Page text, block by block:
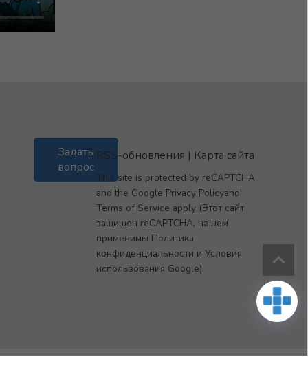
Задать
вопрос
RSS-обновления | Карта сайта
This site is protected by reCAPTCHA
and the Google Privacy Policyand
Terms of Service apply (Этот сайт
защищен reCAPTCHA, на нем
применимы Политика
конфиденциальности и Условия
использования Google).